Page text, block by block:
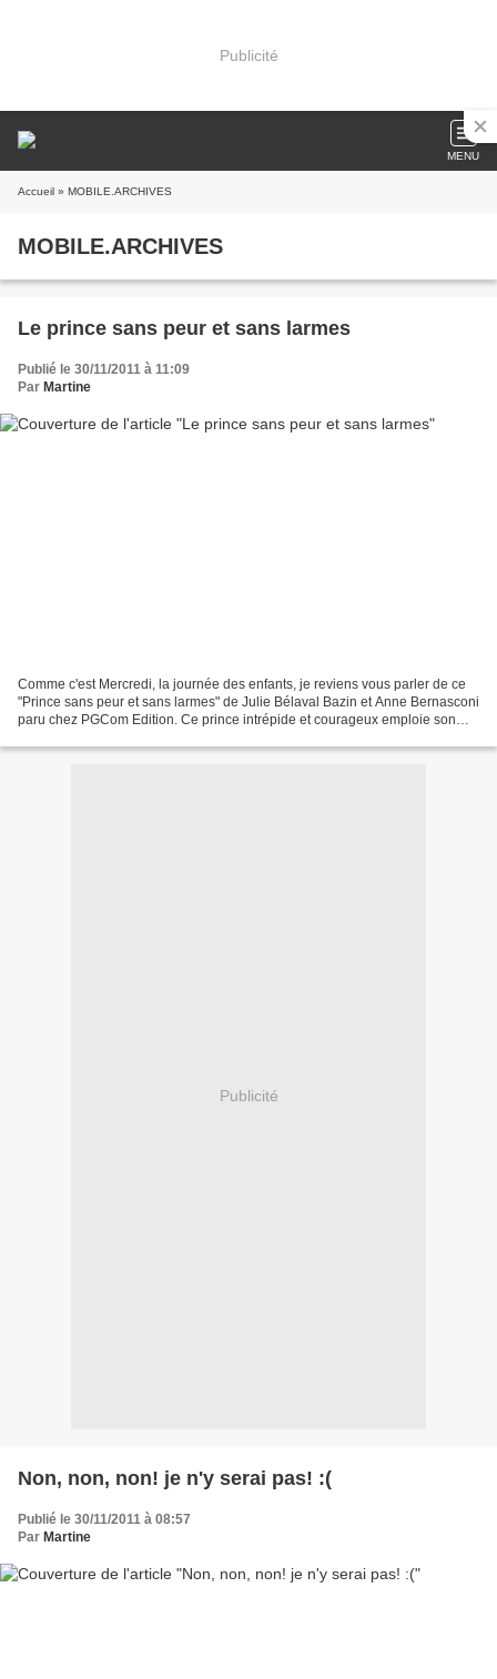
Publicité
MENU
Accueil » MOBILE.ARCHIVES
MOBILE.ARCHIVES
Le prince sans peur et sans larmes
Publié le 30/11/2011 à 11:09
Par Martine
Comme c'est Mercredi, la journée des enfants, je reviens vous parler de ce
"Prince sans peur et sans larmes" de Julie Bélaval Bazin et Anne Bernasconi
paru chez PGCom Edition. Ce prince intrépide et courageux emploie son
Publicité
Non, non, non! je n'y serai pas! :(
Publié le 30/11/2011 à 08:57
Par Martine